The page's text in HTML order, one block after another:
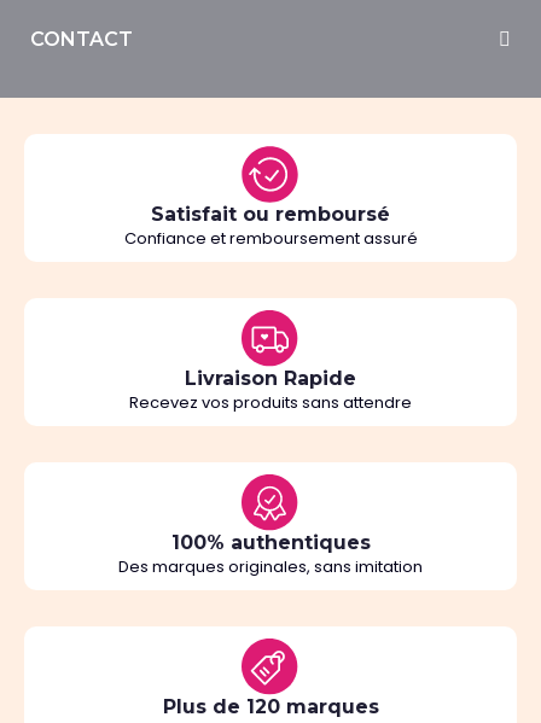
CONTACT
Satisfait ou remboursé
Confiance et remboursement assuré
Livraison Rapide
Recevez vos produits sans attendre
100% authentiques
Des marques originales, sans imitation
Plus de 120 marques